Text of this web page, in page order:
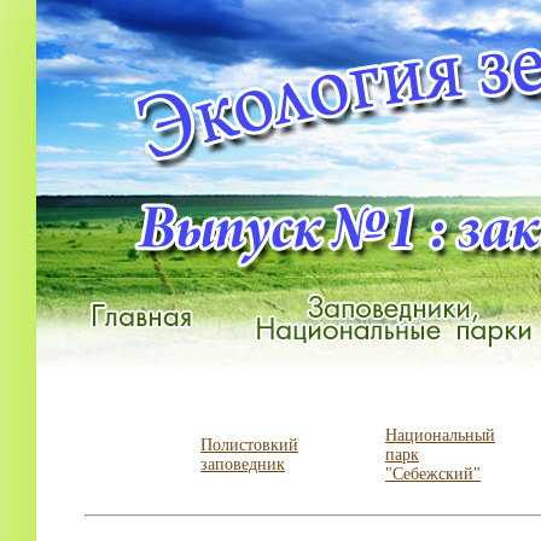
Полистовкий
заповедник
Национальный
парк
"Себежский"